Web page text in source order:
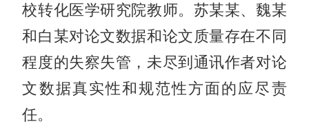
校转化医学研究院教师。苏某某、魏某
和白某对论文数据和论文质量存在不同
程度的失察失管，未尽到通讯作者对论
文数据真实性和规范性方面的应尽责
任。